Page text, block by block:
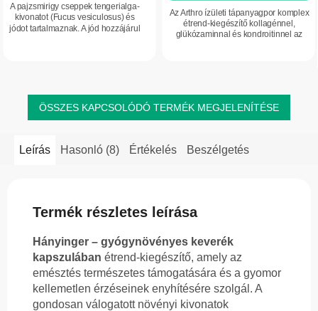
A pajzsmirigy cseppek tengerialga-
kivonatot (Fucus vesiculosus) és
jódot tartalmaznak. A jód hozzájárul
Az Arthro ízületi tápanyagpor komplex
étrend-kiegészítő kollagénnel,
glükózaminnal és kondroitinnel az
ÖSSZES KAPCSOLÓDÓ TERMÉK MEGJELENÍTÉSE
Leírás Hasonló (8) Értékelés Beszélgetés
Termék részletes leírása
Hányinger – gyógynövényes keverék
kapszulában étrend-kiegészítő, amely az
emésztés természetes támogatására és a gyomor
kellemetlen érzéseinek enyhítésére szolgál. A
gondosan válogatott növényi kivonatok